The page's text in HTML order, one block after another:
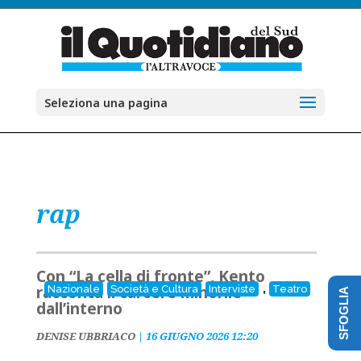
Seleziona una pagina
rap
Nazionale Società e Cultura Interviste , Teatro
Con “La cella di fronte”, Kento
racconta il carcere minorile
dall’interno
DENISE UBBRIACO| 16 GIUGNO 2026 12:20 SFOGLIA